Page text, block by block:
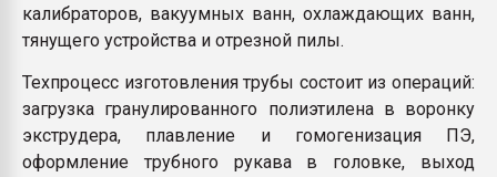
калибраторов, вакуумных ванн, охлаждающих ванн,
тянущего устройства и отрезной пилы.
Техпроцесс изготовления трубы состоит из операций:
загрузка гранулированного полиэтилена в воронку
экструдера, плавление и гомогенизация ПЭ,
оформление трубного рукава в головке, выход